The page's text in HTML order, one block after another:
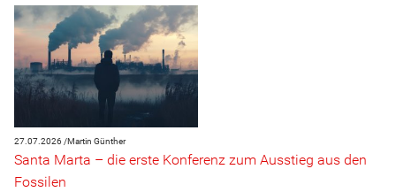
27.07.2026 /Martin Günther
Santa Marta – die erste Konferenz zum Ausstieg aus den
Fossilen